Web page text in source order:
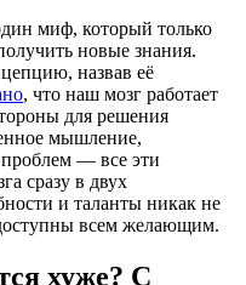
миф, который только
новые знания.
назвав её
, что наш мозг работает
для решения
мышление,
— все эти
сразу в двух
и таланты никак не
всем желающим.
хуже? С